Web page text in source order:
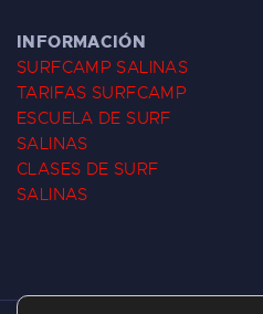
INFORMACIÓN
SURFCAMP SALINAS
TARIFAS SURFCAMP
ESCUELA DE SURF
SALINAS
CLASES DE SURF
SALINAS